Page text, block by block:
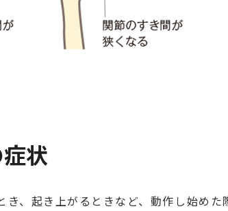
状
き、起き上がるときなど、動作し始めた